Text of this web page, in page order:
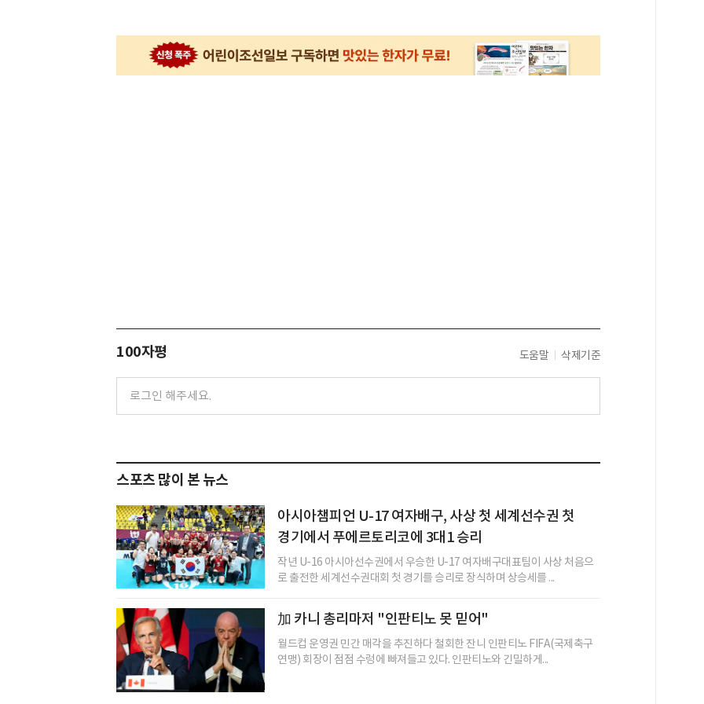
100자평 도움말 삭제기준
스포츠 많이 본 뉴스
아시아챔피언 U-17 여자배구, 사상 첫 세계선수권 첫
경기에서 푸에르토리코에 3대1 승리
작년 U-16 아시아선수권에서 우승한 U-17 여자배구대표팀이 사상 처음으
로 출전한 세계선수권대회 첫 경기를 승리로 장식하며 상승세를 ...
加 카니 총리마저 "인판티노 못 믿어"
월드컵 운영권 민간 매각을 추진하다 철회한 잔니 인판티노 FIFA(국제축구
연맹) 회장이 점점 수렁에 빠져들고 있다. 인판티노와 긴밀하게...